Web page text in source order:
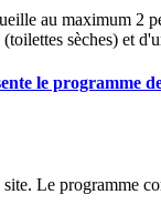
au maximum 2
sèches) et
le programme
Le programme